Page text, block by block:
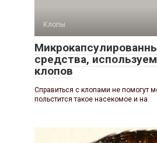
Клопы
средства,
клопов
Справиться с клопами не помогут
польстится такое насекомое и на